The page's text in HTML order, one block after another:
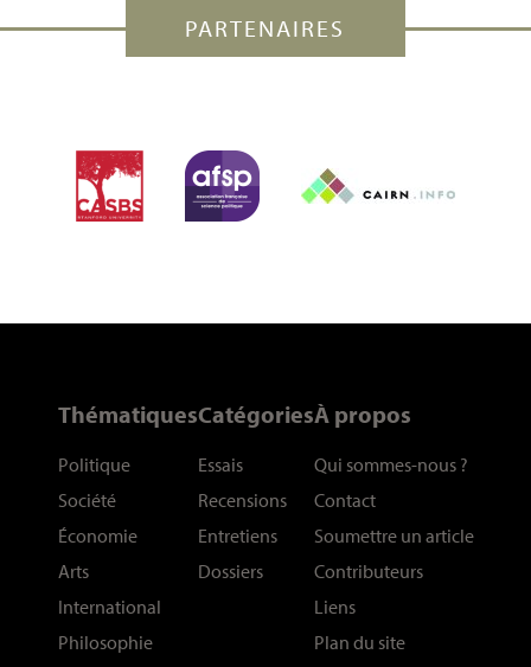
PARTENAIRES
Thématiques
Politique
Société
Économie
Arts
International
Philosophie
Catégories
Essais
Recensions
Entretiens
Dossiers
À propos
Qui sommes-nous ?
Contact
Soumettre un article
Contributeurs
Liens
Plan du site